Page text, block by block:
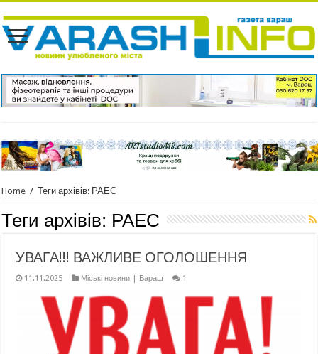
Home / Теги архівів: РАЕС
Теги архівів: РАЕС
УВАГА!!! ВАЖЛИВЕ ОГОЛОШЕННЯ
11.11.2025 Міські новини | Вараш 1